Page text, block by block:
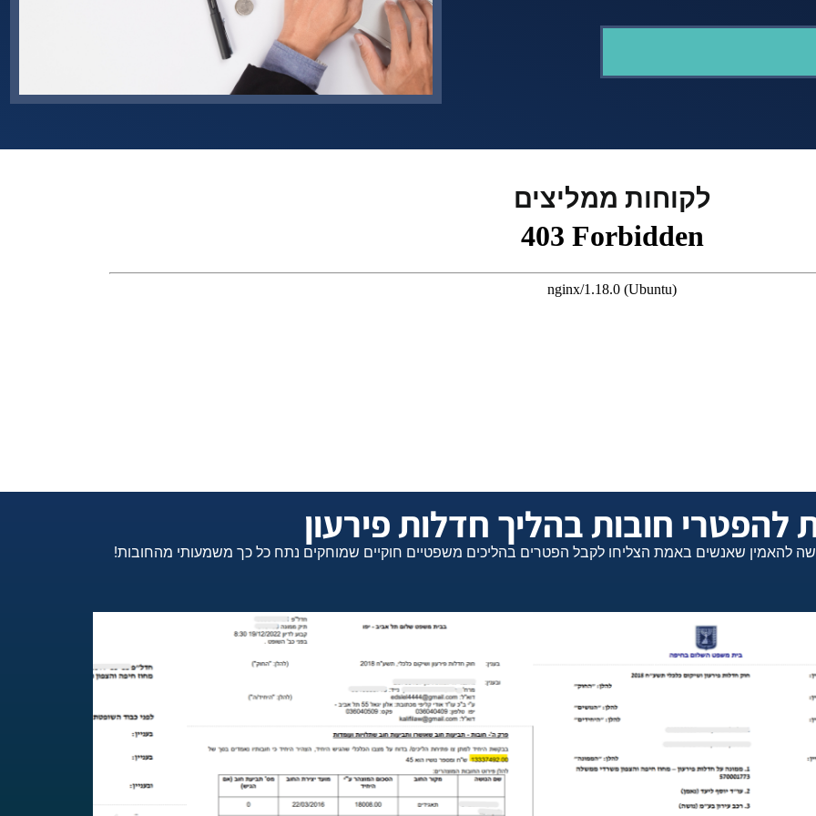
לקוחות ממליצים
להפטרי חובות בהליך חדלות פירעון
להאמין שאנשים באמת הצליחו לקבל הפטרים בהליכים משפטיים חוקיים שמוחקים נתח כל כך משמעותי מהחובות!